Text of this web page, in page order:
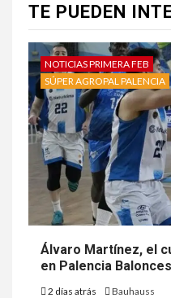
TE PUEDEN
NOTICIAS PRIMERA FEB
SÚPER AGROPAL PALENCIA
Álvaro Martínez, el
en Palencia
2 días atrás Bauhauss